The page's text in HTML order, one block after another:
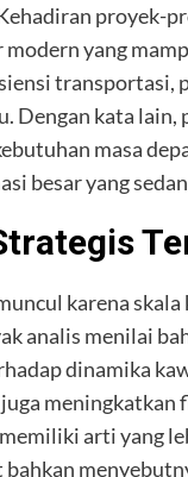
proyek-
yang
transportasi,
Dengan kata lain,
masa
besar yang
karena
analis menilai
dinamika
arti yang